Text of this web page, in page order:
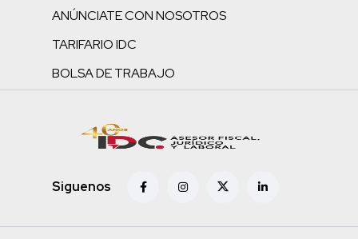
ANÚNCIATE CON NOSOTROS
TARIFARIO IDC
BOLSA DE TRABAJO
Siguenos